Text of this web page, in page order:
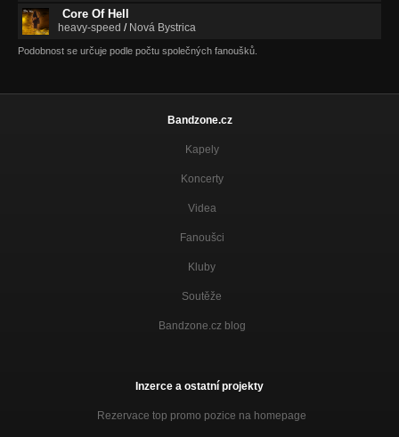
V zajatí zvuku (1997)
Redman
Chráň si vieru (1997)
Core Of Hell
heavy-speed / Nová Bystrica
Podobnost se určuje podle počtu společných fanoušků.
Bandzone.cz
Kapely
Koncerty
Videa
Fanoušci
Kluby
Soutěže
Bandzone.cz blog
Inzerce a ostatní projekty
Rezervace top promo pozice na homepage